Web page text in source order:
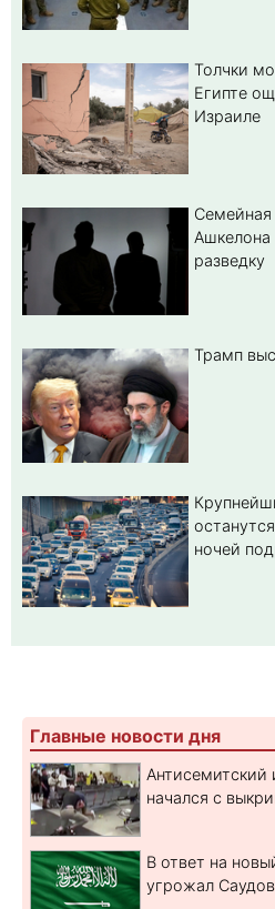
Толчки
Египте
Израиле
Семейная
Ашкелона
разведку
Трамп
ночей
Главные новости дня
Антисемитский
начался с
В ответ на
угрожал